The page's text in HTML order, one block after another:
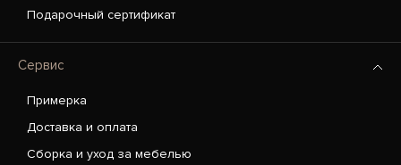
Подарочный сертификат
Сервис
Примерка
Доставка и оплата
Сборка и уход за мебелью